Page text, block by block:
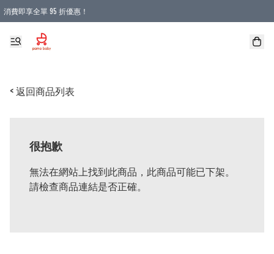
消費即享全單 95 折優惠！
購物滿 HKD 900.00即享免運費優惠！（適用於 本地送貨、本地取貨 )
< 返回商品列表
很抱歉
無法在網站上找到此商品，此商品可能已下架。
請檢查商品連結是否正確。